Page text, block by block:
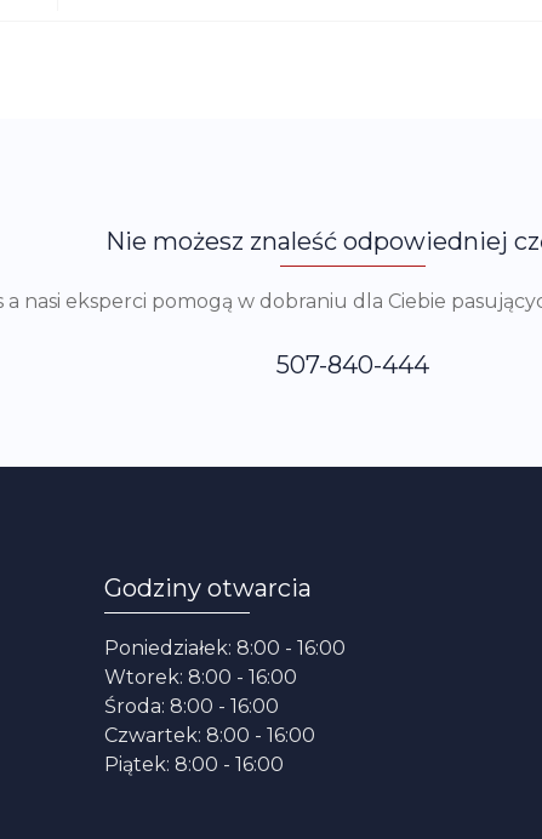
Nie możesz znaleść odpowiedniej
a nasi eksperci pomogą w dobraniu dla Ciebie
507-840-444
Godziny otwarcia
Poniedziałek: 8:00 - 16:00
Wtorek: 8:00 - 16:00
Środa: 8:00 - 16:00
Czwartek: 8:00 - 16:00
Piątek: 8:00 - 16:00